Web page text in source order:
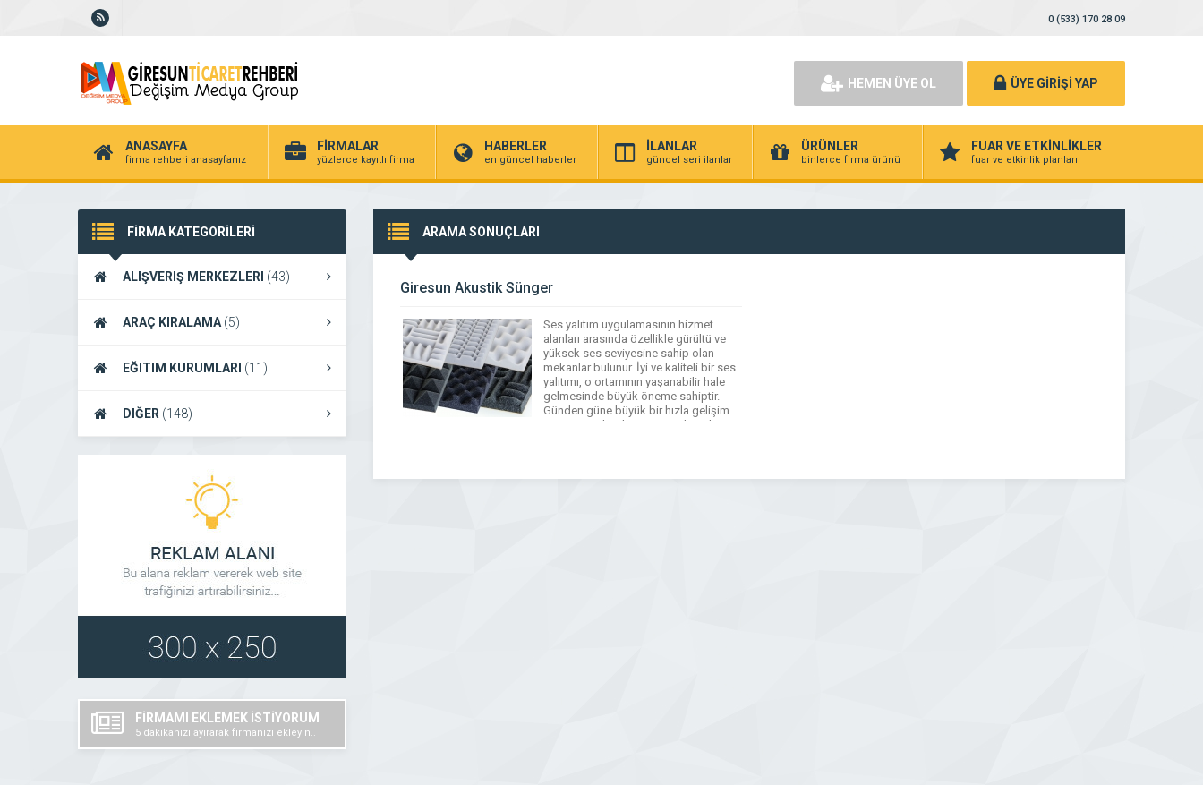
0 (533) 170 28 09
HEMEN ÜYE OL ÜYE GİRİŞİ YAP
ANASAYFA
firma rehberi anasayfanız
FİRMALAR
yüzlerce kayıtlı firma
HABERLER
en güncel haberler
İLANLAR
güncel seri ilanlar
ÜRÜNLER
binlerce firma ürünü
FUAR VE ETKİNLİKLER
fuar ve etkinlik planları
FİRMA KATEGORİLERİ
ALIŞVERIŞ MERKEZLERI (43)
ARAÇ KIRALAMA (5)
EĞITIM KURUMLARI (11)
DIĞER (148)
FİRMAMI EKLEMEK İSTİYORUM
5 dakikanızı ayırarak firmanızı ekleyin..
ARAMA SONUÇLARI
Giresun Akustik Sünger
Ses yalıtım uygulamasının hizmet
alanları arasında özellikle gürültü ve
yüksek ses seviyesine sahip olan
mekanlar bulunur. İyi ve kaliteli bir ses
yalıtımı, o ortamının yaşanabilir hale
gelmesinde büyük öneme sahiptir.
Günden güne büyük bir hızla gelişim
gösteren teknoloji sayesinde iyi bir